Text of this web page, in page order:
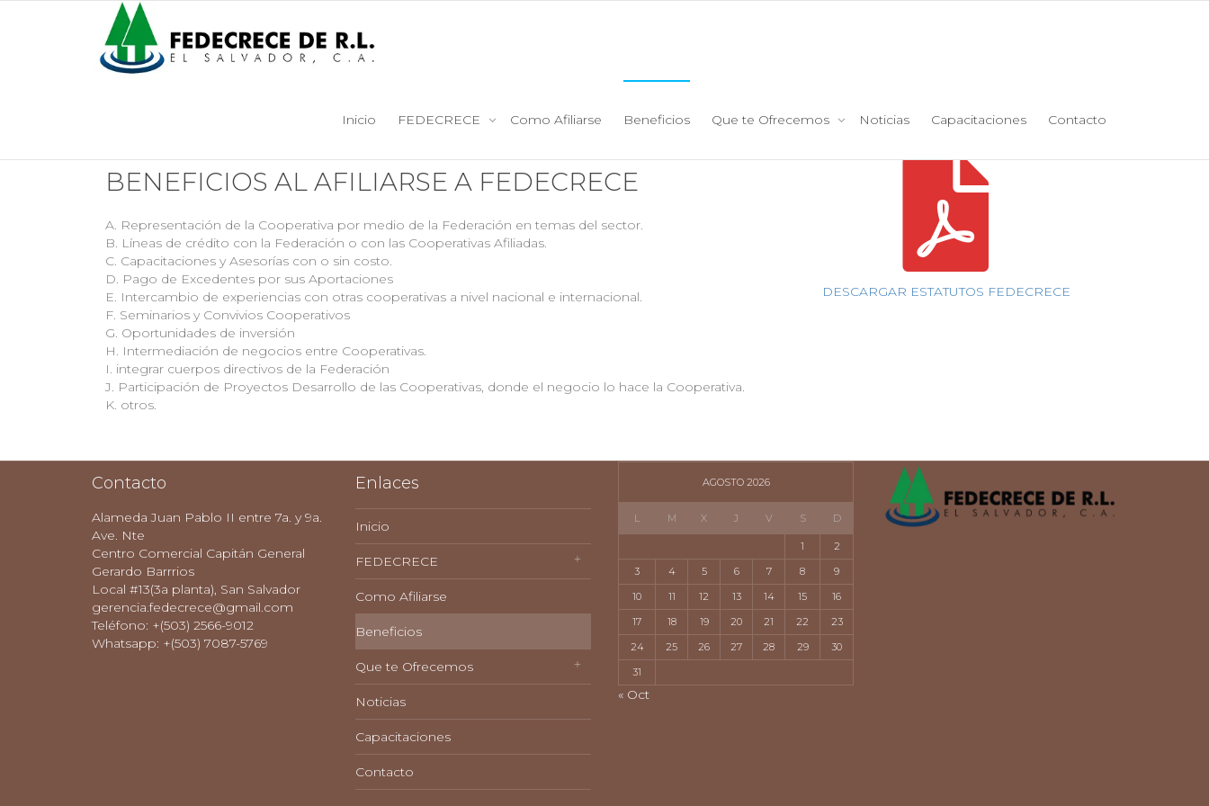
Inicio FEDECRECE Como Afiliarse Beneficios Que te Ofrecemos Noticias Capacitaciones Contacto
BENEFICIOS AL AFILIARSE A FEDECRECE
A. Representación de la Cooperativa por medio de la Federación en temas del sector.
B. Líneas de crédito con la Federación o con las Cooperativas Afiliadas.
C. Capacitaciones y Asesorías con o sin costo.
D. Pago de Excedentes por sus Aportaciones
E. Intercambio de experiencias con otras cooperativas a nivel nacional e internacional.
F. Seminarios y Convivios Cooperativos
G. Oportunidades de inversión
H. Intermediación de negocios entre Cooperativas.
I. integrar cuerpos directivos de la Federación
J. Participación de Proyectos Desarrollo de las Cooperativas, donde el negocio lo hace la Cooperativa.
K. otros.
DESCARGAR ESTATUTOS FEDECRECE
Contacto
Alameda Juan Pablo II entre 7a. y 9a.
Ave. Nte
Centro Comercial Capitán General
Gerardo Barrrios
Local #13(3a planta), San Salvador
gerencia.fedecrece@gmail.com
Teléfono: +(503) 2566-9012
Whatsapp: +(503) 7087-5769
Enlaces
Inicio
FEDECRECE
Como Afiliarse
Beneficios
Que te Ofrecemos
Noticias
Capacitaciones
Contacto
AGOSTO 2026
L M X J V S D
1
2
3
4 5 6 7 8
9
10
11 12 13 14 15
16
17
18 19 20 21 22
23
24
25 26 27 28 29
30
31
« Oct